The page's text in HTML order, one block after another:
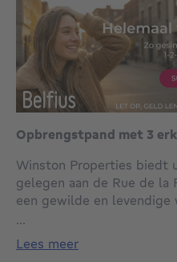
Opbrengstpand met 3
Winston Properties biedt
gelegen aan de Rue de la
een gewilde en levendige
voor elke belegger die op
goed ingedeeld en perfect
...
lees meer